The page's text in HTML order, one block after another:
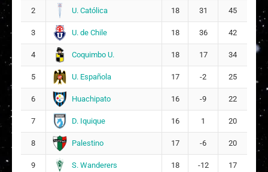
14 Francisca Javiera Castillo Clare
Eliana Isabel Olaya Morales
Melissa Andrea Espina Esquivel
7
Yessenia Estefani Huenteo Cheuqueman
2 U. Católica 18 31 45
3 U. de Chile 18 36 42
4 Coquimbo U. 18 17 34
5 U. Española 17 -2 25
6 Huachipato 16 -9 22
7 D. Iquique 16 1 20
8 Palestino 17 -6 20
9 S. Wanderers 18 -12 17